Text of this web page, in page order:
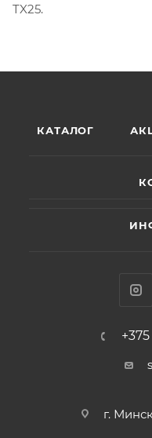
TX25.
КАТАЛОГ
г.